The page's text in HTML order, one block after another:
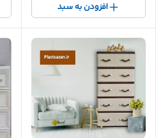
افزودن به سبد